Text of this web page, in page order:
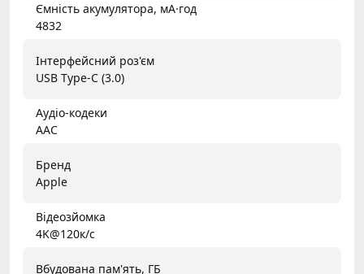
Ємність акумулятора, мА·год
4832
Інтерфейсний роз'єм
USB Type-C (3.0)
Аудіо-кодеки
AAC
Бренд
Apple
Відеозйомка
4K@120к/с
Вбудована пам'ять, ГБ